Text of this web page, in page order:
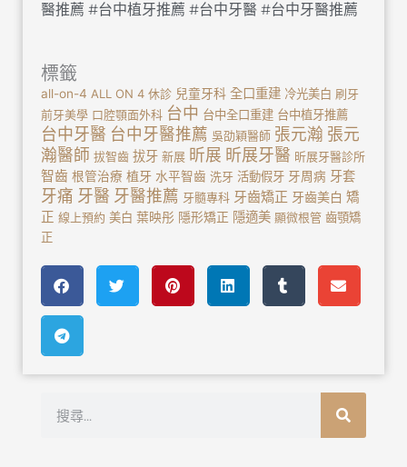
醫推薦 #台中植牙推薦 #台中牙醫 #台中牙醫推薦
標籤
all-on-4 ALL ON 4 休診 兒童牙科 全口重建 冷光美白 刷牙
前牙美學 口腔顎面外科 台中 台中全口重建 台中植牙推薦
台中牙醫 台中牙醫推薦 吳劭穎醫師 張元瀚 張元
瀚醫師 拔智齒 拔牙 新展 昕展 昕展牙醫 昕展牙醫診所
智齒 根管治療 植牙 水平智齒 洗牙 活動假牙 牙周病 牙套
牙痛 牙醫 牙醫推薦 牙髓專科 牙齒矯正 牙齒美白 矯
正 線上預約 美白 葉映彤 隱形矯正 隱適美 顯微根管 齒顎矯
正